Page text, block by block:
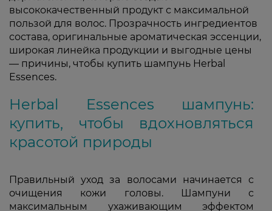
высококачественный продукт с максимальной
пользой для волос. Прозрачность ингредиентов
состава, оригинальные ароматическая эссенции,
широкая линейка продукции и выгодные цены
— причины, чтобы купить шампунь Herbal
Essences.
Herbal Essences шампунь:
купить, чтобы вдохновляться
красотой природы
Правильный уход за волосами начинается с
очищения кожи головы. Шампуни с
максимальным ухаживающим эффектом